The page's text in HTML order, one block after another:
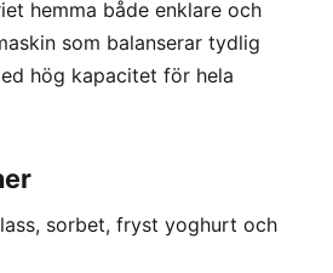
hemma både enklare och
som balanserar tydlig
hög kapacitet för hela
sorbet, fryst yoghurt och